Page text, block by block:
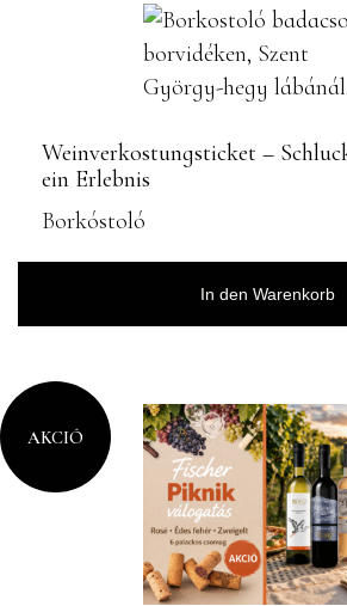
Weinverkostungsticket –
ein Erlebnis
Borkóstoló
In den Warenkorb
AKCIÓ